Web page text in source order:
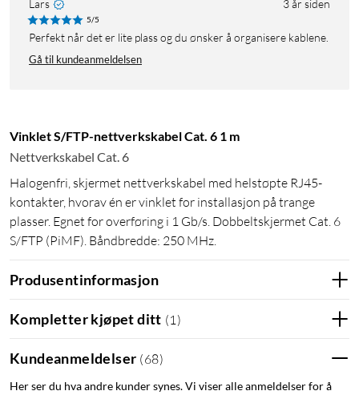
Lars 3 år siden
5/5
Perfekt når det er lite plass og du ønsker å organisere kablene.
Gå til kundeanmeldelsen
Vinklet S/FTP-nettverkskabel Cat. 6 1 m
Nettverkskabel Cat. 6
Halogenfri, skjermet nettverkskabel med helstøpte RJ45-
kontakter, hvorav én er vinklet for installasjon på trange
plasser. Egnet for overføring i 1 Gb/s. Dobbeltskjermet Cat. 6
S/FTP (PiMF). Båndbredde: 250 MHz.
Produsentinformasjon
Kompletter kjøpet ditt (1 )
Kundeanmeldelser (68)
Her ser du hva andre kunder synes. Vi viser alle anmeldelser for å